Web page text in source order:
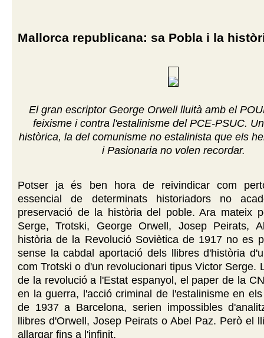
Mallorca republicana: sa Pobla i la
El gran escriptor George Orwell lluità amb el
feixisme i contra l'estalinisme del PCE-PSUC.
històrica, la del comunisme no estalinista que els
i Pasionaria no volen recordar.
Potser ja és ben hora de reivindicar com
essencial de determinats historiadors no
preservació de la història del poble. Ara mateix
Serge, Trotski, George Orwell, Josep Peirats,
història de la Revolució Soviètica de 1917 no es
sense la cabdal aportació dels llibres d'història
com Trotski o d'un revolucionari tipus Victor Serge.
de la revolució a l'Estat espanyol, el paper de la
en la guerra, l'acció criminal de l'estalinisme en
de 1937 a Barcelona, serien impossibles
llibres d'Orwell, Josep Peirats o Abel Paz. Però el
allargar fins a l'infinit.